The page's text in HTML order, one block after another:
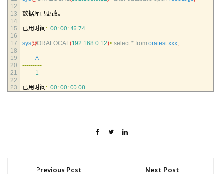
12
13
14
15
16
17
18
19
20
21
22
23
数据库已更改。
已用时间 : 00: 00: 46.74
sys@ORALOCAL(192.168.0.12)> select * from oratest.xxx;
A
----------
1
已用时间 : 00: 00: 00.08
Previous Post Next Post